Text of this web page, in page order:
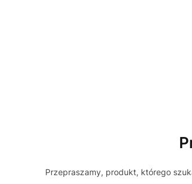
Przepraszamy, produkt, którego